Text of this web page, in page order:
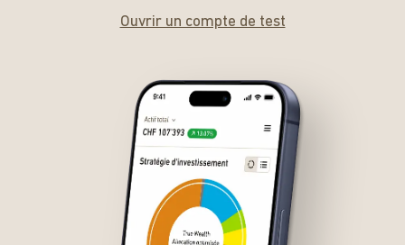
Ouvrir un compte de test